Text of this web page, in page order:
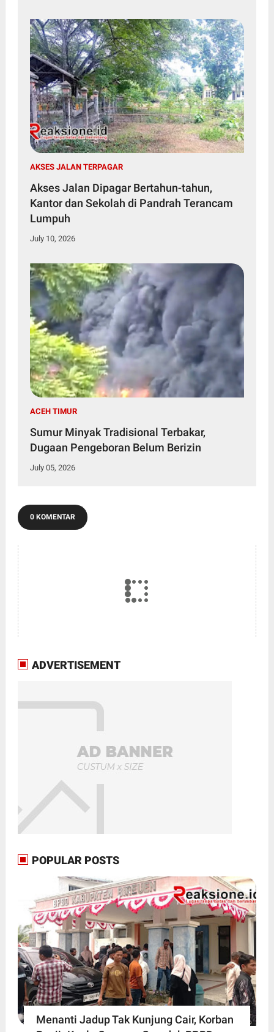
AKSES JALAN TERPAGAR
Akses Jalan Dipagar Bertahun-tahun,
Kantor dan Sekolah di Pandrah Terancam
Lumpuh
July 10, 2026
ACEH TIMUR
Sumur Minyak Tradisional Terbakar,
Dugaan Pengeboran Belum Berizin
July 05, 2026
0 KOMENTAR
ADVERTISEMENT
POPULAR POSTS
Menanti Jadup Tak Kunjung Cair, Korban